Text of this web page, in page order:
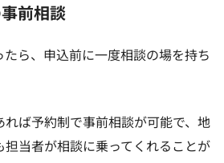
前相談
ら、申込前に一度相談の場を持ち
れば予約制で事前相談が可能で、地
当者が相談に乗ってくれることが